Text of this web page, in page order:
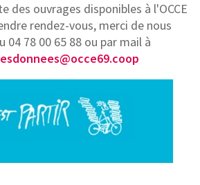
des ouvrages disponibles à l'OCCE
rendez-vous, merci de nous
04 78 00 65 88 ou par mail à